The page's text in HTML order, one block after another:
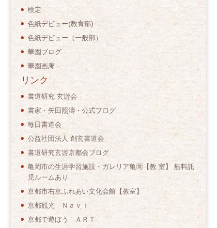
検定
色紙デビュー(教育部)
色紙デビュー（一般部）
華園ブログ
華園画廊
リンク
書道研究 玄游会
書家・矢田照濤・公式ブログ
毎日書道会
公益社団法人 創玄書道会
書道研究玄游京都会ブログ
亀岡市の生涯学習施設・ガレリア亀岡【教 室】 無料託
児ルームあり
京都市右京ふれあい文化会館【教室】
京都観光 Ｎａｖｉ
京都で遊ぼう ＡＲＴ